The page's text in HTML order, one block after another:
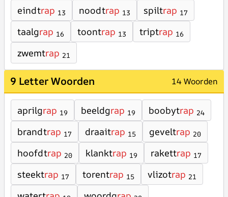
eindtrap 13 noodtrap 13 spiltrap 17
taalgrap 16 toontrap 13 triptrap 16
zwemtrap 21
9 Letter Woorden 14 Woorden
aprilgrap 19 beeldgrap 19 boobytrap 24
brandtrap 17 draaitrap 15 geveltrap 20
hoofdtrap 20 klanktrap 19 rakettrap 17
steektrap 17 torentrap 15 vlizotrap 21